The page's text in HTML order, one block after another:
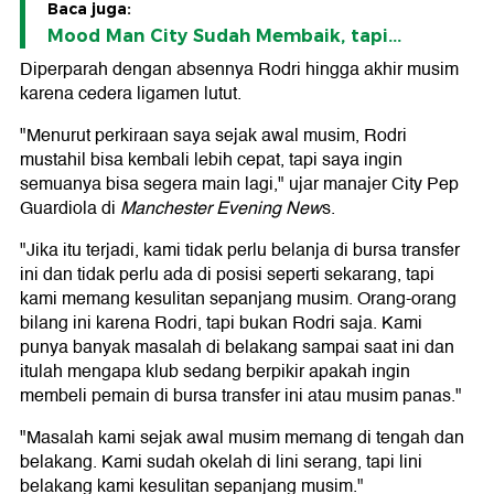
Baca juga:
Mood Man City Sudah Membaik, tapi...
Diperparah dengan absennya Rodri hingga akhir musim
karena cedera ligamen lutut.
"Menurut perkiraan saya sejak awal musim, Rodri
mustahil bisa kembali lebih cepat, tapi saya ingin
semuanya bisa segera main lagi," ujar manajer City Pep
Guardiola di Manchester Evening News.
"Jika itu terjadi, kami tidak perlu belanja di bursa transfer
ini dan tidak perlu ada di posisi seperti sekarang, tapi
kami memang kesulitan sepanjang musim. Orang-orang
bilang ini karena Rodri, tapi bukan Rodri saja. Kami
punya banyak masalah di belakang sampai saat ini dan
itulah mengapa klub sedang berpikir apakah ingin
membeli pemain di bursa transfer ini atau musim panas."
"Masalah kami sejak awal musim memang di tengah dan
belakang. Kami sudah okelah di lini serang, tapi lini
belakang kami kesulitan sepanjang musim."